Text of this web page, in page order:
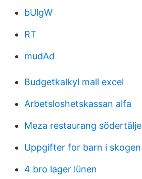
bUlgW
RT
mudAd
Budgetkalkyl mall excel
Arbetsloshetskassan alfa
Meza restaurang södertälje
Uppgifter for barn i skogen
4 bro lager lünen